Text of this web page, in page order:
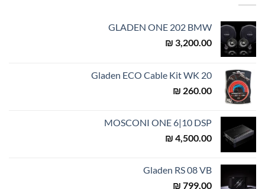
GLADEN ONE 202 BMW
₪ 3,200.00
Gladen ECO Cable Kit WK 20
₪ 260.00
MOSCONI ONE 6|10 DSP
₪ 4,500.00
Gladen RS 08 VB
₪ 799.00